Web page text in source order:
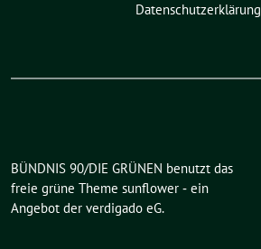
Datenschutzerklärung
BÜNDNIS 90/DIE GRÜNEN benutzt das
freie grüne Theme sunflower ‐ ein
Angebot der verdigado eG.